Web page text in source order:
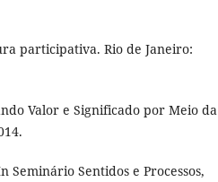
participativa. Rio de Janeiro:
Valor e Significado por Meio da
Seminário Sentidos e Processos,